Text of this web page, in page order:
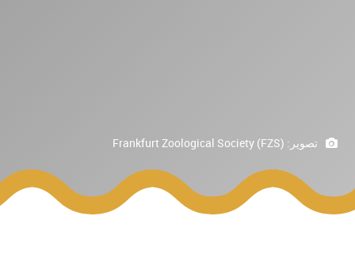
تصوير:Frankfurt Zoological Society (FZS)